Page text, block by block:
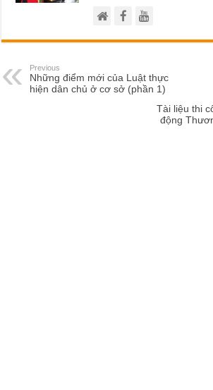
Previous
Những điểm mới của Luật thực
hiện dân chủ ở cơ sở (phần 1)
Tài liệu thi
động